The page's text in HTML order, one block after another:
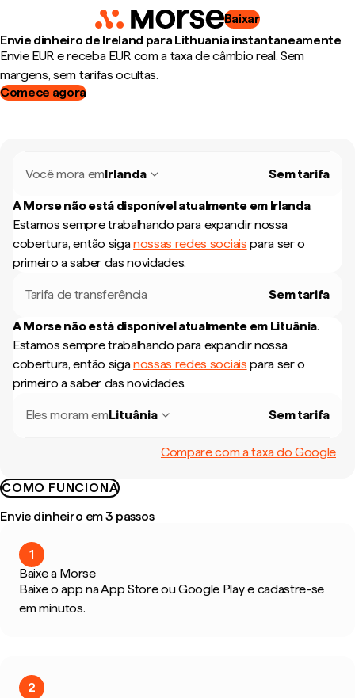
Baixar
Envie dinheiro de Ireland para Lithuania instantaneamente
Envie EUR e receba EUR com a taxa de câmbio real. Sem
margens, sem tarifas ocultas.
Comece agora
Você mora emIrlanda Sem tarifa
A Morse não está disponível atualmente em Irlanda.
Estamos sempre trabalhando para expandir nossa
cobertura, então siganossas redes sociais para ser o
primeiro a saber das novidades.
Tarifa de transferência Sem tarifa
A Morse não está disponível atualmente em Lituânia.
Estamos sempre trabalhando para expandir nossa
cobertura, então siganossas redes sociais para ser o
primeiro a saber das novidades.
Eles moram emLituânia Sem tarifa
Compare com a taxa do Google
COMO FUNCIONA
Envie dinheiro em 3 passos
1
Baixe a Morse
Baixe o app na App Store ou Google Play e cadastre-se
em minutos.
2